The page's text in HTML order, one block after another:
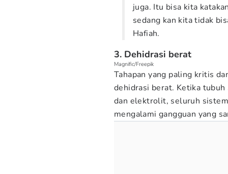
juga. Itu bisa kita
sedang kan kita tidak
Hafiah.
3. Dehidrasi berat
Magnific/Freepik
Tahapan yang paling kritis
dehidrasi berat. Ketika tubuh
dan elektrolit, seluruh
mengalami gangguan yang